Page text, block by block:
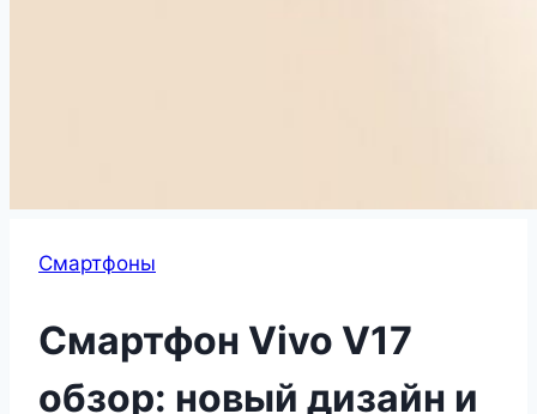
Смартфоны
Смартфон Vivo V17
обзор: новый дизайн и